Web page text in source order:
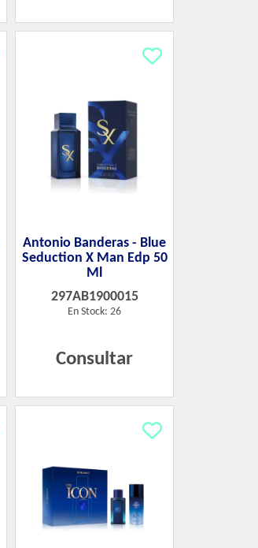
Antonio Banderas - Blue
Seduction X Man Edp 50
Ml
297AB1900015
En Stock: 26
Consultar